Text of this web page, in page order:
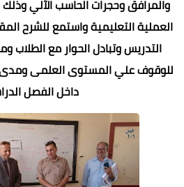
والمرافق وحجرات الحاسب الآلي
العملية التعليمية واستمع للشرح
التدريس وتبادل الحوار مع
للوقوف علي المستوى العلمى ومدى
داخل الفصل